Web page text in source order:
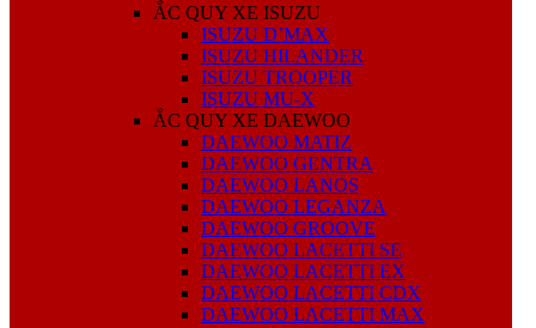
ẮC QUY XE ISUZU
ISUZU D’MAX
ISUZU HILANDER
ISUZU TROOPER
ISUZU MU-X
ẮC QUY XE DAEWOO
DAEWOO MATIZ
DAEWOO GENTRA
DAEWOO LANOS
DAEWOO LEGANZA
DAEWOO GROOVE
DAEWOO LACETTI SE
DAEWOO LACETTI EX
DAEWOO LACETTI CDX
DAEWOO LACETTI MAX